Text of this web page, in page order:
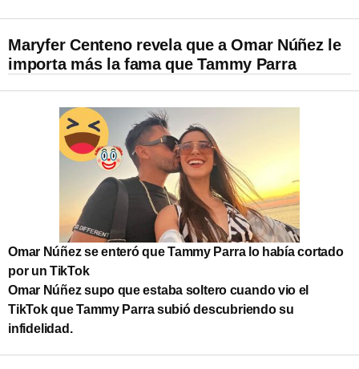
Maryfer Centeno revela que a Omar Núñez le
importa más la fama que Tammy Parra
Omar Núñez se enteró que Tammy Parra lo había cortado
por un TikTok
Omar Núñez supo que estaba soltero cuando vio el
TikTok que Tammy Parra subió descubriendo su
infidelidad.